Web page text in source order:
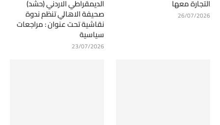
التجارة معها
26/07/2026
الديمقراطي الاردني (حشد)
صحيفة الاهالي تنظم ندوة
نقاشية تحت عنوان : مراجعات
سياسية
23/07/2026